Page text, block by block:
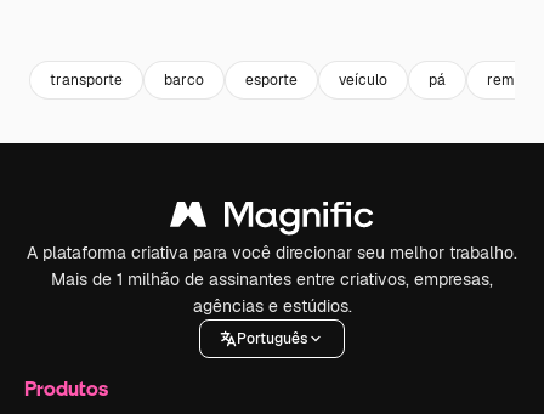
transporte barco esporte veículo pá remo
A plataforma criativa para você direcionar seu melhor trabalho.
Mais de 1 milhão de assinantes entre criativos, empresas,
agências e estúdios.
Português
Produtos